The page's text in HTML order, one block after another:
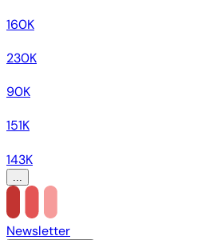
160K
230K
90K
151K
143K
...
Newsletter